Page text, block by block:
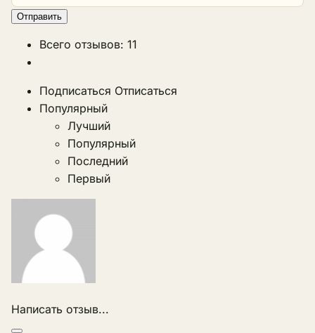
Всего отзывов: 11
Подписаться Отписаться
Популярный
Лучший
Популярный
Последний
Первый
Написать отзыв...